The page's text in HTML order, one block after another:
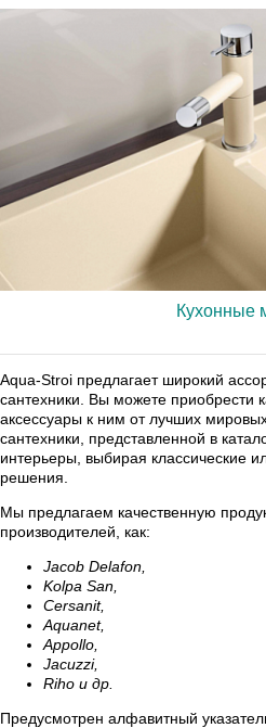
Кухонные
Aqua-Stroi предлагает широкий
сантехники. Вы можете приобрести
аксессуары к ним от лучших
сантехники, представленной в
интерьеры, выбирая классические
решения.
Мы предлагаем качественную
производителей, как:
Jacob Delafon,
Kolpa San,
Cersanit,
Aquanet,
Appollo,
Jacuzzi,
Riho и др.
Предусмотрен алфавитный